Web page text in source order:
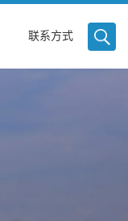
联系方式